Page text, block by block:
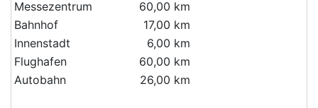
Messezentrum
60,00 km
Bahnhof
17,00 km
Innenstadt
6,00 km
Flughafen
60,00 km
Autobahn
26,00 km